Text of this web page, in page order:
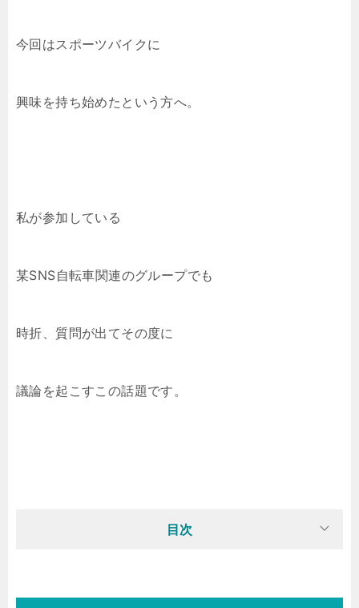
今回はスポーツバイクに
興味を持ち始めたという方へ。
私が参加している
某SNS自転車関連のグループでも
時折、質問が出てその度に
議論を起こすこの話題です。
目次